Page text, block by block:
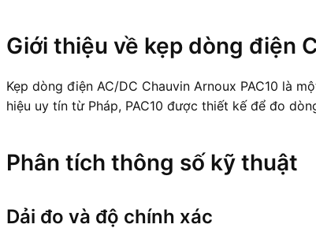
Giới thiệu về kẹp dòng điện
Kẹp dòng điện AC/DC Chauvin Arnoux PAC10 là
hiệu uy tín từ Pháp, PAC10 được thiết kế để đo
Phân tích thông số kỹ thuật
Dải đo và độ chính xác